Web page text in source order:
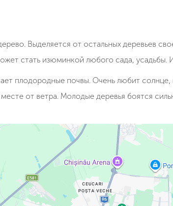
Выделяется от остальных деревьев
стать изюминкой любого сада, усадьбы.
плодородные почвы. Очень любит
от ветра. Молодые деревья боятся